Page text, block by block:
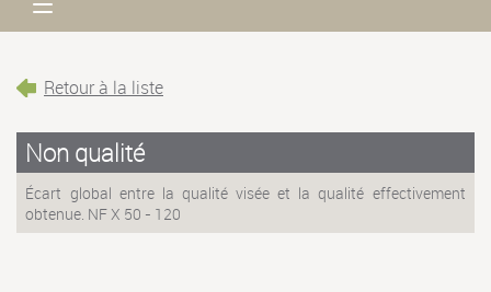
Retour à la liste
Non qualité
Écart global entre la qualité visée et la qualité effectivement
obtenue. NF X 50 - 120